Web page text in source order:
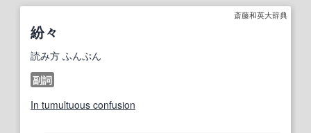
斎藤和英大辞典
紛々
読み方 ふんぷん
副詞
In tumultuous confusion